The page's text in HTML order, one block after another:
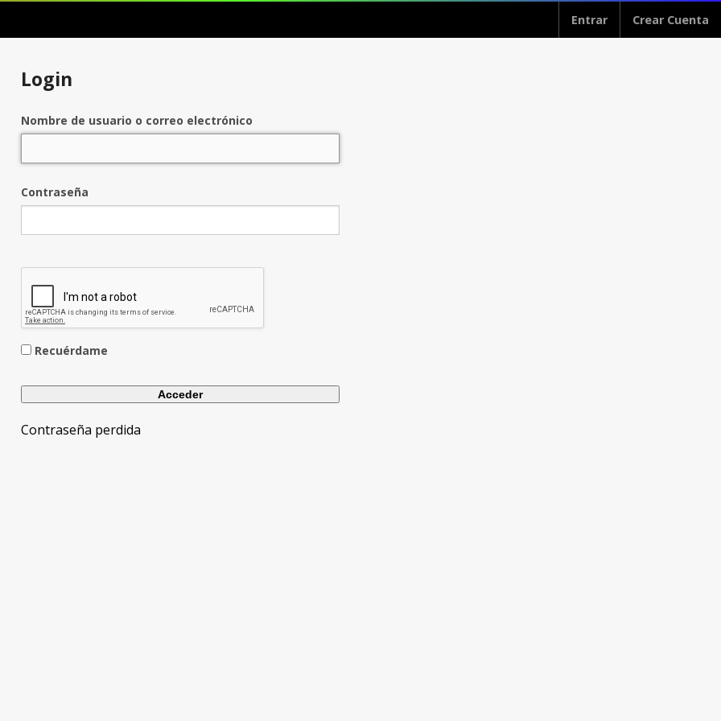
Entrar Crear Cuenta
Login
Nombre de usuario o correo electrónico
Contraseña
Recuérdame
Contraseña perdida